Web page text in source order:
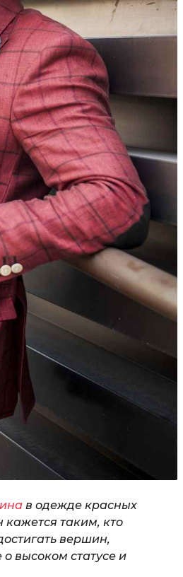
в одежде красных
кажется таким, кто
вершин,
высоком статусе и